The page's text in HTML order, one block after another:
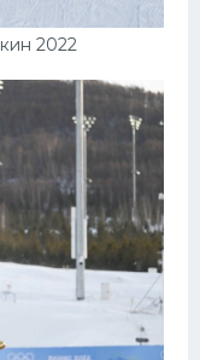
2022